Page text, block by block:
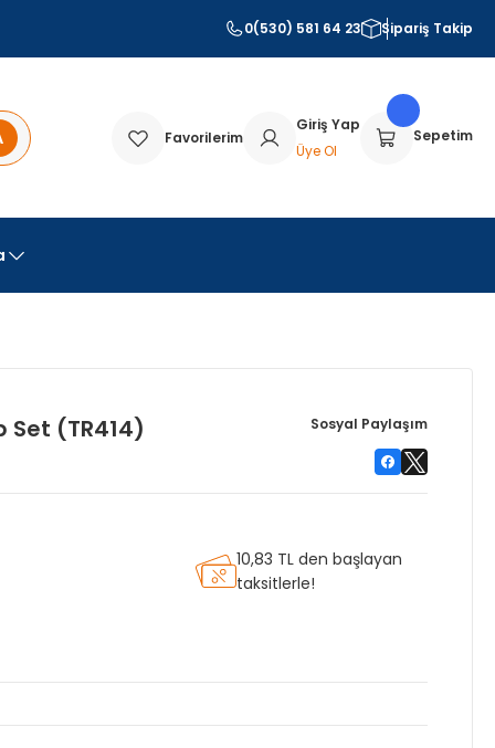
0(530) 581 64 23 Sipariş Takip
Favorilerim
Giriş Yap
Üye Ol
Sepetim
Set (TR414) Sosyal Paylaşım
10,83 TL den başlayan
taksitlerle!